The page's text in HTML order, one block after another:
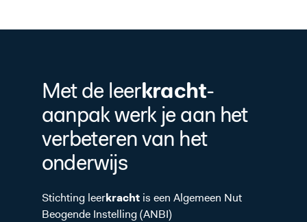
Met de leerkracht-
aanpak werk je aan het
verbeteren van het
onderwijs
Stichting leerkrachtis een Algemeen Nut
Beogende Instelling (ANBI)